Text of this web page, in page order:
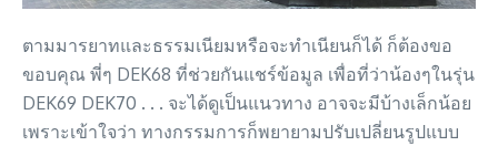
ตามมารยาทและธรรมเนียมหรือจะทำเนียนก็ได้ ก็ต้องขอ
ขอบคุณ พี่ๆ DEK68 ที่ช่วยกันแชร์ข้อมูล เพื่อที่ว่าน้องๆในรุ่น
DEK69 DEK70 . . . จะได้ดูเป็นแนวทาง อาจจะมีบ้างเล็กน้อย
เพราะเข้าใจว่า ทางกรรมการก็พยายามปรับเปลี่ยนรูปแบบ